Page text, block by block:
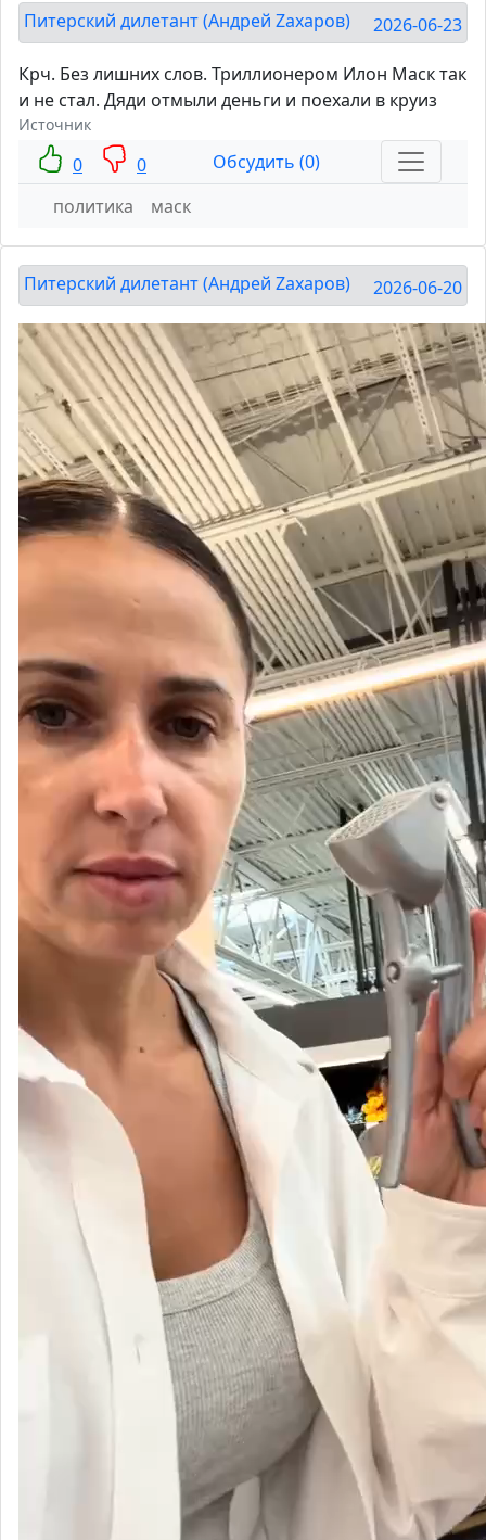
Питерский дилетант (Андрей Zахаров) 2026-06-23
Крч. Без лишних слов. Триллионером Илон Маск так
и не стал. Дяди отмыли деньги и поехали в круиз
Источник
0 0
Обсудить (0)
политика
маск
Питерский дилетант (Андрей Zахаров) 2026-06-20